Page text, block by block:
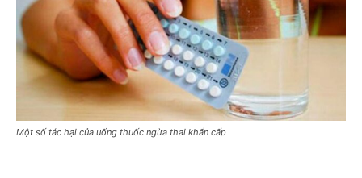
Một số tác hại của uống thuốc ngừa thai khẩn cấp